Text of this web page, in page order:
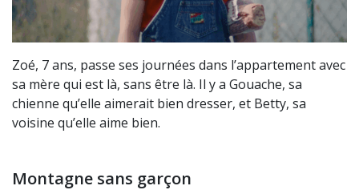
Zoé, 7 ans, passe ses journées dans l’appartement avec
sa mère qui est là, sans être là. Il y a Gouache, sa
chienne qu’elle aimerait bien dresser, et Betty, sa
voisine qu’elle aime bien.
Montagne sans garçon